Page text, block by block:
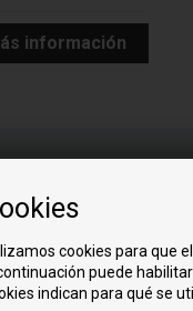
cookies para que
puede
indican para qué se
información
de pellets
5